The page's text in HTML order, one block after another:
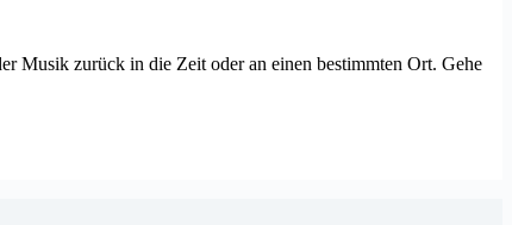
Musik zurück in die Zeit oder an einen bestimmten Ort. Gehe